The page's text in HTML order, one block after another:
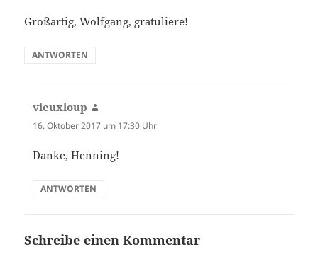
Großartig, Wolfgang, gratuliere!
ANTWORTEN
vieuxloup
16. Oktober 2017 um 17:30 Uhr
Danke, Henning!
ANTWORTEN
Schreibe einen Kommentar